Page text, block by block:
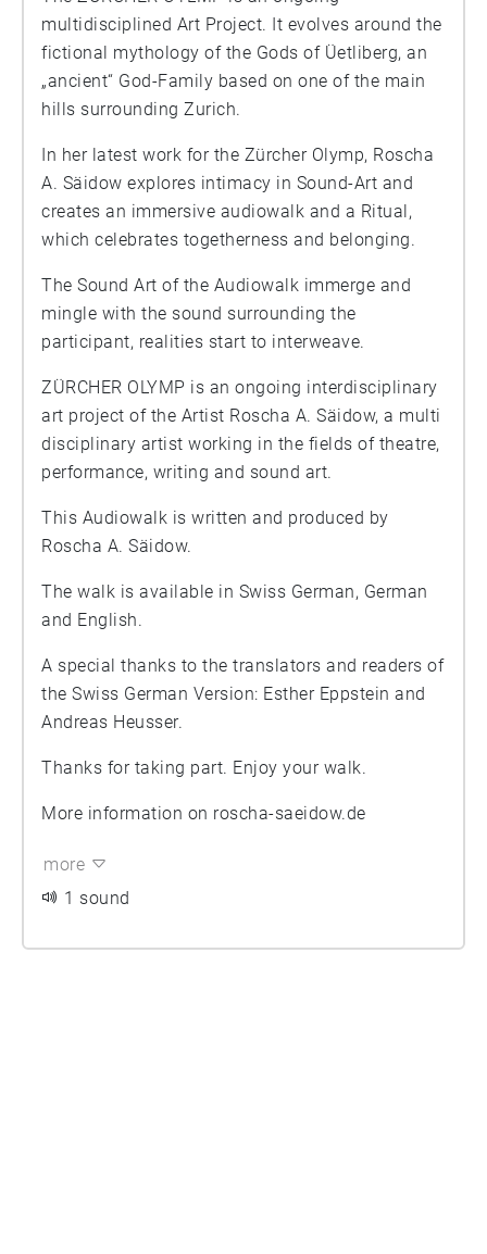
multidisciplined Art Project. It evolves around the
fictional mythology of the Gods of Üetliberg, an
„ancient“ God-Family based on one of the main
hills surrounding Zurich.
In her latest work for the Zürcher Olymp, Roscha
A. Säidow explores intimacy in Sound-Art and
creates an immersive audiowalk and a Ritual,
which celebrates togetherness and belonging.
The Sound Art of the Audiowalk immerge and
mingle with the sound surrounding the
participant, realities start to interweave.
ZÜRCHER OLYMP is an ongoing interdisciplinary
art project of the Artist Roscha A. Säidow, a multi
disciplinary artist working in the fields of theatre,
performance, writing and sound art.
This Audiowalk is written and produced by
Roscha A. Säidow.
The walk is available in Swiss German, German
and English.
A special thanks to the translators and readers of
the Swiss German Version: Esther Eppstein and
Andreas Heusser.
Thanks for taking part. Enjoy your walk.
More information on roscha-saeidow.de
more
1 sound